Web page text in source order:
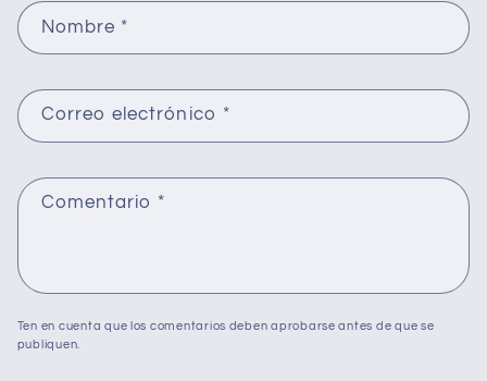
Nombre *
Correo electrónico *
Comentario *
Ten en cuenta que los comentarios deben aprobarse antes de que se
publiquen.